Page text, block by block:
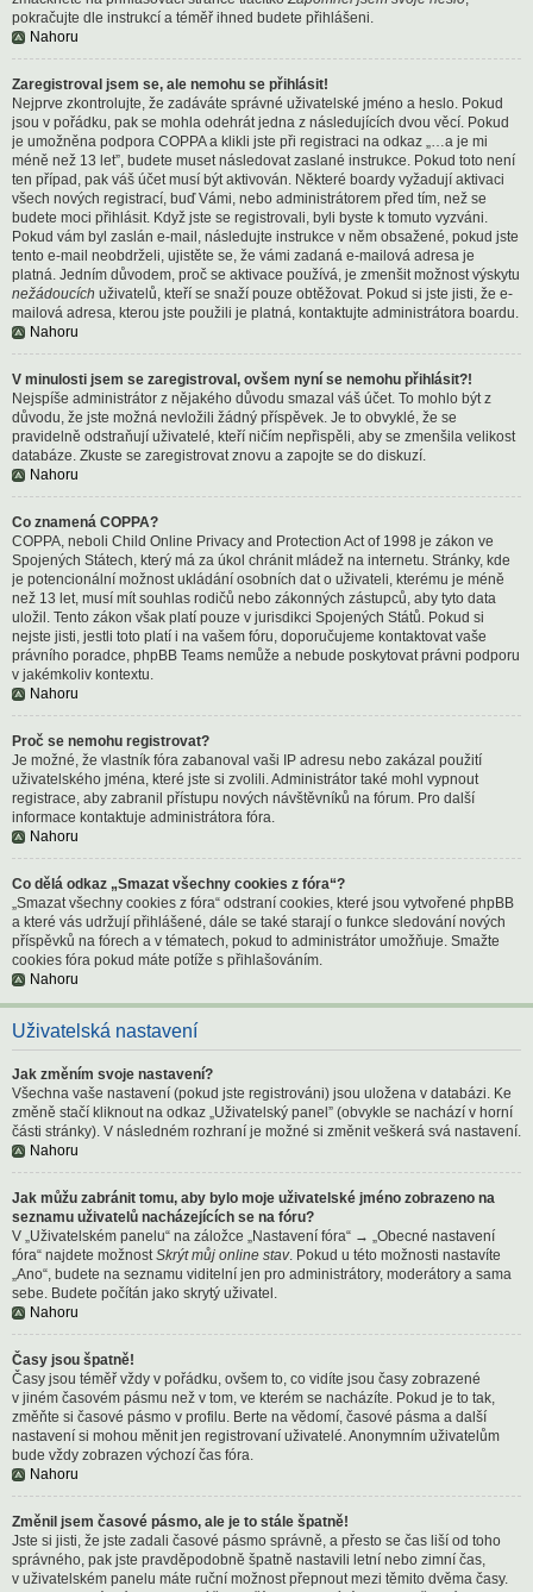
pokračujte dle instrukcí a téměř ihned budete přihlášeni.
Nahoru
Zaregistroval jsem se, ale nemohu se přihlásit!
Nejprve zkontrolujte, že zadáváte správné uživatelské jméno a heslo. Pokud
jsou v pořádku, pak se mohla odehrát jedna z následujících dvou věcí. Pokud
je umožněna podpora COPPA a klikli jste při registraci na odkaz „…a je mi
méně než 13 let”, budete muset následovat zaslané instrukce. Pokud toto není
ten případ, pak váš účet musí být aktivován. Některé boardy vyžadují aktivaci
všech nových registrací, buď Vámi, nebo administrátorem před tím, než se
budete moci přihlásit. Když jste se registrovali, byli byste k tomuto vyzváni.
Pokud vám byl zaslán e-mail, následujte instrukce v něm obsažené, pokud jste
tento e-mail neobdrželi, ujistěte se, že vámi zadaná e-mailová adresa je
platná. Jedním důvodem, proč se aktivace používá, je zmenšit možnost výskytu
nežádoucích uživatelů, kteří se snaží pouze obtěžovat. Pokud si jste jisti, že e-
mailová adresa, kterou jste použili je platná, kontaktujte administrátora boardu.
Nahoru
V minulosti jsem se zaregistroval, ovšem nyní se nemohu přihlásit?!
Nejspíše administrátor z nějakého důvodu smazal váš účet. To mohlo být z
důvodu, že jste možná nevložili žádný příspěvek. Je to obvyklé, že se
pravidelně odstraňují uživatelé, kteří ničím nepřispěli, aby se zmenšila velikost
databáze. Zkuste se zaregistrovat znovu a zapojte se do diskuzí.
Nahoru
Co znamená COPPA?
COPPA, neboli Child Online Privacy and Protection Act of 1998 je zákon ve
Spojených Státech, který má za úkol chránit mládež na internetu. Stránky, kde
je potencionální možnost ukládání osobních dat o uživateli, kterému je méně
než 13 let, musí mít souhlas rodičů nebo zákonných zástupců, aby tyto data
uložil. Tento zákon však platí pouze v jurisdikci Spojených Států. Pokud si
nejste jisti, jestli toto platí i na vašem fóru, doporučujeme kontaktovat vaše
právního poradce, phpBB Teams nemůže a nebude poskytovat právni podporu
v jakémkoliv kontextu.
Nahoru
Proč se nemohu registrovat?
Je možné, že vlastník fóra zabanoval vaši IP adresu nebo zakázal použití
uživatelského jména, které jste si zvolili. Administrátor také mohl vypnout
registrace, aby zabranil přístupu nových návštěvníků na fórum. Pro další
informace kontaktuje administrátora fóra.
Nahoru
Co dělá odkaz „Smazat všechny cookies z fóra“?
„Smazat všechny cookies z fóra“ odstraní cookies, které jsou vytvořené phpBB
a které vás udržují přihlášené, dále se také starají o funkce sledování nových
příspěvků na fórech a v tématech, pokud to administrátor umožňuje. Smažte
cookies fóra pokud máte potíže s přihlašováním.
Nahoru
Uživatelská nastavení
Jak změním svoje nastavení?
Všechna vaše nastavení (pokud jste registrováni) jsou uložena v databázi. Ke
změně stačí kliknout na odkaz „Uživatelský panel” (obvykle se nachází v horní
části stránky). V následném rozhraní je možné si změnit veškerá svá nastavení.
Nahoru
Jak můžu zabránit tomu, aby bylo moje uživatelské jméno zobrazeno na
seznamu uživatelů nacházejících se na fóru?
V „Uživatelském panelu“ na záložce „Nastavení fóra“ → „Obecné nastavení
fóra“ najdete možnostSkrýt můj online stav. Pokud u této možnosti nastavíte
„Ano“, budete na seznamu viditelní jen pro administrátory, moderátory a sama
sebe. Budete počítán jako skrytý uživatel.
Nahoru
Časy jsou špatně!
Časy jsou téměř vždy v pořádku, ovšem to, co vidíte jsou časy zobrazené
v jiném časovém pásmu než v tom, ve kterém se nacházíte. Pokud je to tak,
změňte si časové pásmo v profilu. Berte na vědomí, časové pásma a další
nastavení si mohou měnit jen registrovaní uživatelé. Anonymním uživatelům
bude vždy zobrazen výchozí čas fóra.
Nahoru
Změnil jsem časové pásmo, ale je to stále špatně!
Jste si jisti, že jste zadali časové pásmo správně, a přesto se čas liší od toho
správného, pak jste pravděpodobně špatně nastavili letní nebo zimní čas,
v uživatelském panelu máte ruční možnost přepnout mezi těmito dvěma časy.